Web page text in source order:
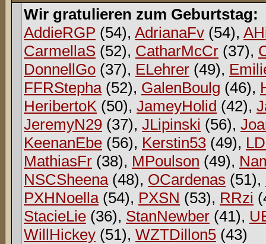
Wir gratulieren zum Geburtstag:
AddieRGP (54), AdrianaFv (54),
CarmellaS (52), CatharMcCr (37),
DonnellGo (37), ELehrer (49),
FFRStepha(52), GalenBoulg (46),
HeribertoK (50), JameyHolid (42),
JeremyN29 (37), JLipinski (56),
KeenanEbe (56), Kerstin53 (49),
MathiasFr (38), MPoulson (49),
NSCSheena(48), OCardenas (51),
PXHNoella(54), PXSN (53), RRzi
StacieLie (36), StanNewber (41),
WillHickey (51), WZTDillon5 (43)